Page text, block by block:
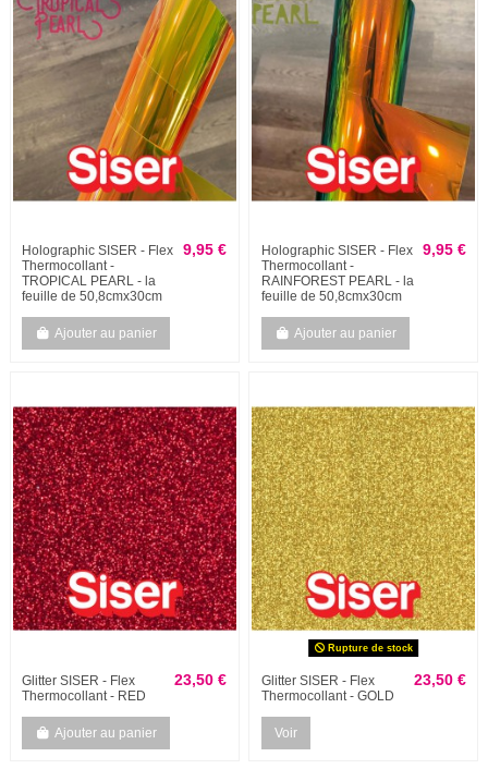
Holographic SISER - Flex
Thermocollant -
TROPICAL PEARL - la
feuille de 50,8cmx30cm
9,95 €
Ajouter au panier
Holographic SISER - Flex
Thermocollant -
RAINFOREST PEARL - la
feuille de 50,8cmx30cm
9,95 €
Ajouter au panier
Glitter SISER - Flex
Thermocollant - RED
23,50 €
Ajouter au panier
Rupture de stock
Glitter SISER - Flex
Thermocollant - GOLD
23,50 €
Voir